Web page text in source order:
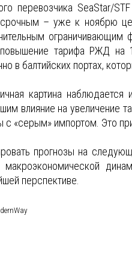
перевозчика SeaStar/
– уже к ноябрю
ограничивающим
тарифа РЖД на
в балтийских портах,
картина
влияние на увеличение
с «серым» импортом. Это
прогнозы на
перспективе.